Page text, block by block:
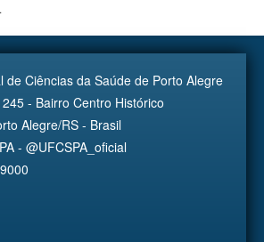
de Ciências da Saúde de Porto Alegre
- Bairro Centro Histórico
Alegre/RS - Brasil
- @UFCSPA_oficial